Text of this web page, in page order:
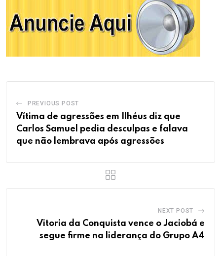
PREVIOUS POST
Vítima de agressões em Ilhéus diz que
Carlos Samuel pedia desculpas e falava
que não lembrava após agressões
NEXT POST
Vitoria da Conquista vence o Jaciobá e
segue firme na liderança do Grupo A4